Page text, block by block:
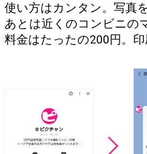
使い方はカンタン。写真
あとは近くのコンビニの
料金はたったの200円。